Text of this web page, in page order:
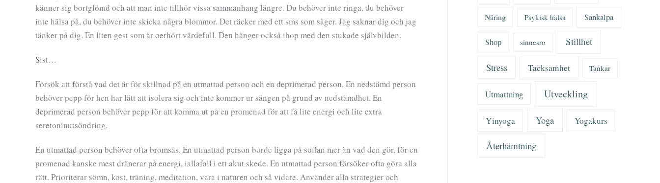
känner sig bortglömd och att man inte tillhör vissa sammanhang längre. Du behöver inte ringa, du behöver
inte hälsa på, du behöver inte skicka några blommor. Det räcker med ett sms som säger. Jag saknar dig och jag
tänker på dig. En liten gest som är oerhört värdefull. Den hänger också ihop med den stukade självbilden.
Sist…
Försök att förstå vad det är för skillnad på en utmattad person och en deprimerad person. En nedstämd person
behöver pepp för hen har lätt att isolera sig och inte kommer ur sängen på grund av nedstämdhet. En
deprimerad person behöver pepp för att komma ut på en promenad för att få lite energi och lite extra
seretoninutsöndring.
En utmattad person behöver ofta bromsas. En utmattad person borde ligga på soffan mer än vad den gör, för en
promenad kanske mest dränerar på energi, iallafall i ett akut skede. En utmattad person försöker ofta göra alla
rätt. Prioriterar sömn, kost, träning, meditation, vara i naturen och så vidare. Använder alla strategier och
Näring Psykisk hälsa Sankalpa
Shop sinnesro Stillhet
Stress Tacksamhet Tankar
Utmattning Utveckling
Yinyoga Yoga Yogakurs
Återhämtning